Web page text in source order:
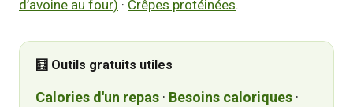
d’avoine au four) · Crêpes protéinées.
🧮 Outils gratuits utiles
Calories d'un repas · Besoins caloriques ·